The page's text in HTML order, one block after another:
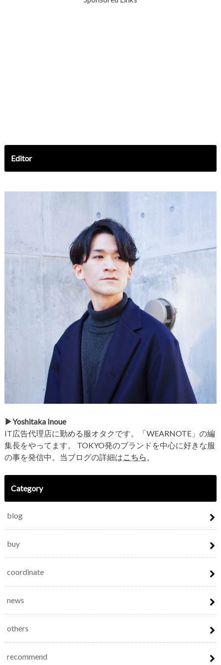
Editor
▶︎Yoshitaka Inoue
IT広告代理店に勤める服オタクです。「WEARNOTE」の編
集長をやってます。 TOKYO発のブランドを中心に好きな服
の事を発信中。当ブログの詳細はこちら 。
Category
blog
buy
coordinate
news
others
recommend